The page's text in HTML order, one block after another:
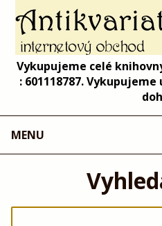
Vykupujeme celé
: 601118787.
MENU